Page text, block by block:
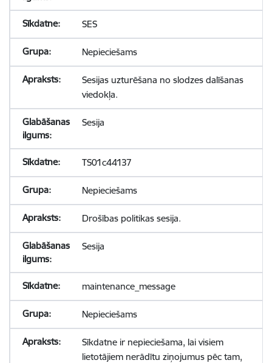
SES
Nepieciešams
Sesijas uzturēšana no slodzes dalīšanas
viedokļa.
Sesija
TS01c44137
Nepieciešams
Drošības politikas sesija.
Sesija
maintenance_message
Nepieciešams
Sīkdatne ir nepieciešama, lai visiem
lietotājiem nerādītu ziņojumus pēc tam,